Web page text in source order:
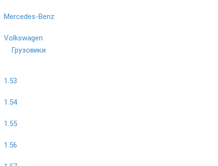
Mercedes-Benz
Volkswagen
Грузовики
1.53
1.54
1.55
1.56